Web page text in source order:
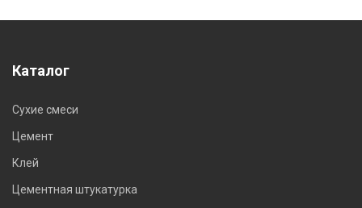
Каталог
Сухие смеси
Цемент
Клей
Цементная штукатурка